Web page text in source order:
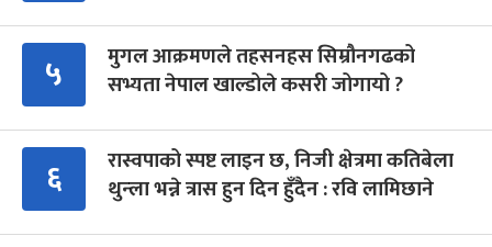
५
मुगल आक्रमणले तहसनहस सिम्रौनगढको
सभ्यता नेपाल खाल्डोले कसरी जोगायो ?
६
रास्वपाको स्पष्ट लाइन छ, निजी क्षेत्रमा कतिबेला
थुन्ला भन्ने त्रास हुन दिन हुँदैन : रवि लामिछाने